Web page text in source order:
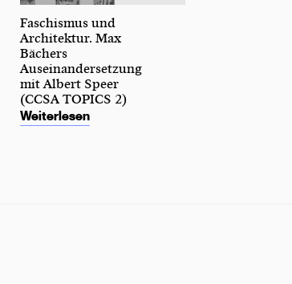
Faschismus und
Architektur. Max
Bächers
Auseinandersetzung
mit Albert Speer
(CCSA TOPICS 2)
Weiterlesen